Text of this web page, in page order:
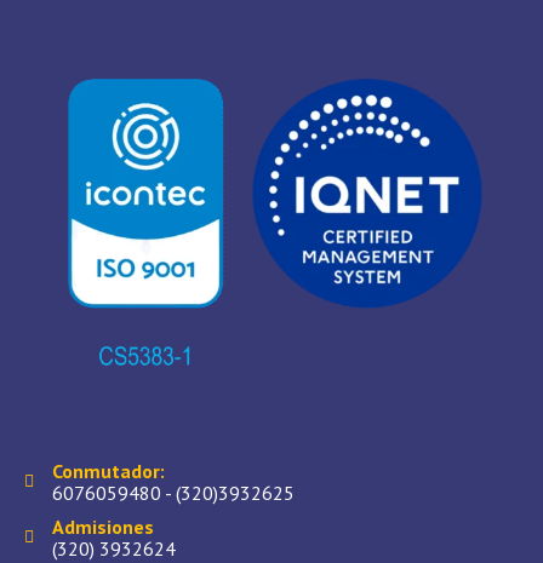
Conmutador:
6076059480 - (320)3932625
Admisiones
(320) 3932624